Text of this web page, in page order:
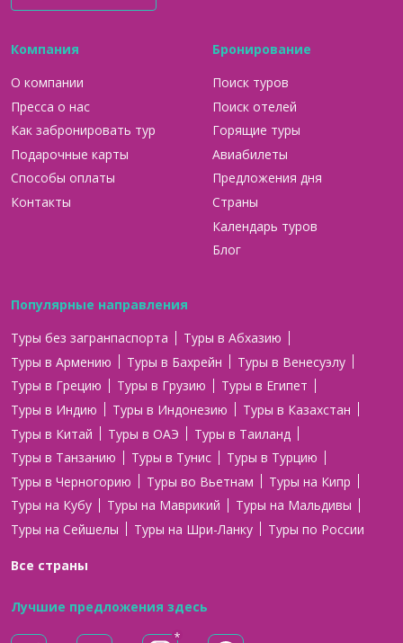
Компания
О компании
Пресса о нас
Как забронировать тур
Подарочные карты
Способы оплаты
Контакты
Бронирование
Поиск туров
Поиск отелей
Горящие туры
Авиабилеты
Предложения дня
Страны
Календарь туров
Блог
Популярные направления
Туры без загранпаспорта
Туры в Абхазию
Туры в Армению
Туры в Бахрейн
Туры в Венесуэлу
Туры в Грецию
Туры в Грузию
Туры в Египет
Туры в Индию
Туры в Индонезию
Туры в Казахстан
Туры в Китай
Туры в ОАЭ
Туры в Таиланд
Туры в Танзанию
Туры в Тунис
Туры в Турцию
Туры в Черногорию
Туры во Вьетнам
Туры на Кипр
Туры на Кубу
Туры на Маврикий
Туры на Мальдивы
Туры на Сейшелы
Туры на Шри-Ланку Туры по России
Все страны
Лучшие предложения здесь